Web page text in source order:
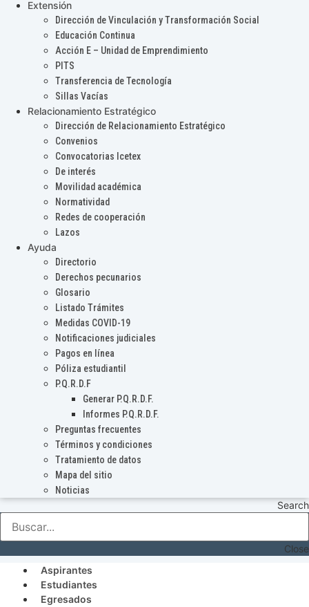
Extensión
Dirección de Vinculación y Transformación Social
Educación Continua
Acción E – Unidad de Emprendimiento
PITS
Transferencia de Tecnología
Sillas Vacías
Relacionamiento Estratégico
Dirección de Relacionamiento Estratégico
Convenios
Convocatorias Icetex
De interés
Movilidad académica
Normatividad
Redes de cooperación
Lazos
Ayuda
Directorio
Derechos pecunarios
Glosario
Listado Trámites
Medidas COVID-19
Notificaciones judiciales
Pagos en línea
Póliza estudiantil
P.Q.R.D.F
Generar P.Q.R.D.F.
Informes P.Q.R.D.F.
Preguntas frecuentes
Términos y condiciones
Tratamiento de datos
Mapa del sitio
Noticias
Search
Close
Aspirantes
Estudiantes
Egresados